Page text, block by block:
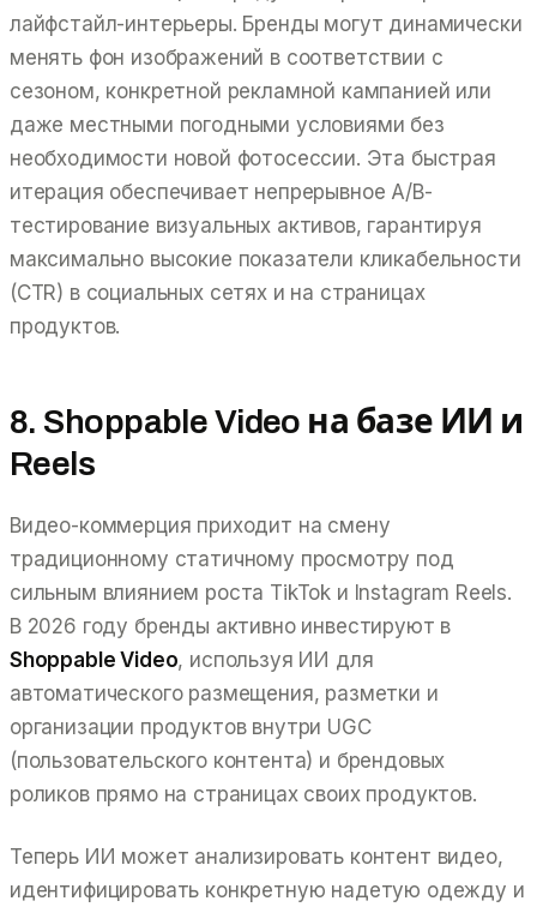
лайфстайл-интерьеры. Бренды могут динамически
менять фон изображений в соответствии с
сезоном, конкретной рекламной кампанией или
даже местными погодными условиями без
необходимости новой фотосессии. Эта быстрая
итерация обеспечивает непрерывное A/B-
тестирование визуальных активов, гарантируя
максимально высокие показатели кликабельности
(CTR) в социальных сетях и на страницах
продуктов.
8. Shoppable Video на базе ИИ и
Reels
Видео-коммерция приходит на смену
традиционному статичному просмотру под
сильным влиянием роста TikTok и Instagram Reels.
В 2026 году бренды активно инвестируют в
Shoppable Video, используя ИИ для
автоматического размещения, разметки и
организации продуктов внутри UGC
(пользовательского контента) и брендовых
роликов прямо на страницах своих продуктов.
Теперь ИИ может анализировать контент видео,
идентифицировать конкретную надетую одежду и